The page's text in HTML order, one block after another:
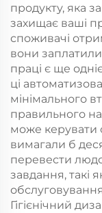
продукту, яка
захищає ваші
споживачі
вони
праці є ще
ці
мінімального
правильного
може керувати
вимагали б
перевести
завдання, такі
Гігієнічний